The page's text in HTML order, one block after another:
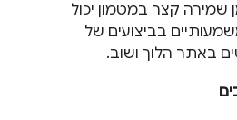
שמירה קצר במטמון יכול
בביצועים של
באתר הלוך ושוב.